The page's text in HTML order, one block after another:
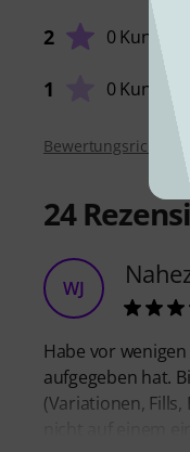
2 0 Kunden
1 0 Kunden
24
WJ
Habe vor
aufgegeben hat.
(Variationen,